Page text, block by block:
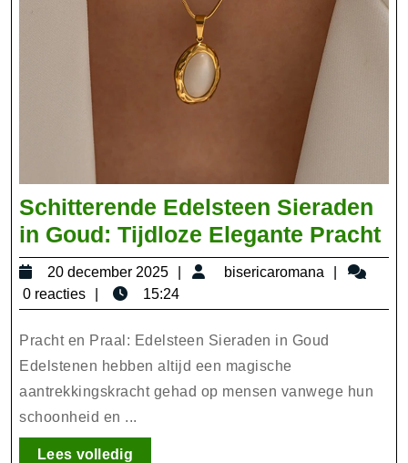
Schitterende Edelsteen Sieraden
in Goud: Tijdloze Elegante Pracht
in
20 december 2025
20
2025
bisericaromana
0 reacties
15:24
Pracht en Praal: Edelsteen Sieraden in Goud
Edelstenen hebben altijd een magische
aantrekkingskracht gehad op mensen vanwege hun
schoonheid en ...
Lees volledigLees